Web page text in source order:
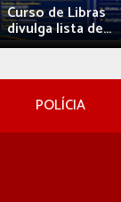
Curso de Libras
divulga lista de...
POLÍCIA